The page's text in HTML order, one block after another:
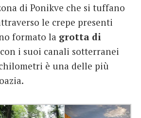
di Ponikve che si tuffano
le crepe presenti
formato la grotta di
i suoi canali sotterranei
è una delle più